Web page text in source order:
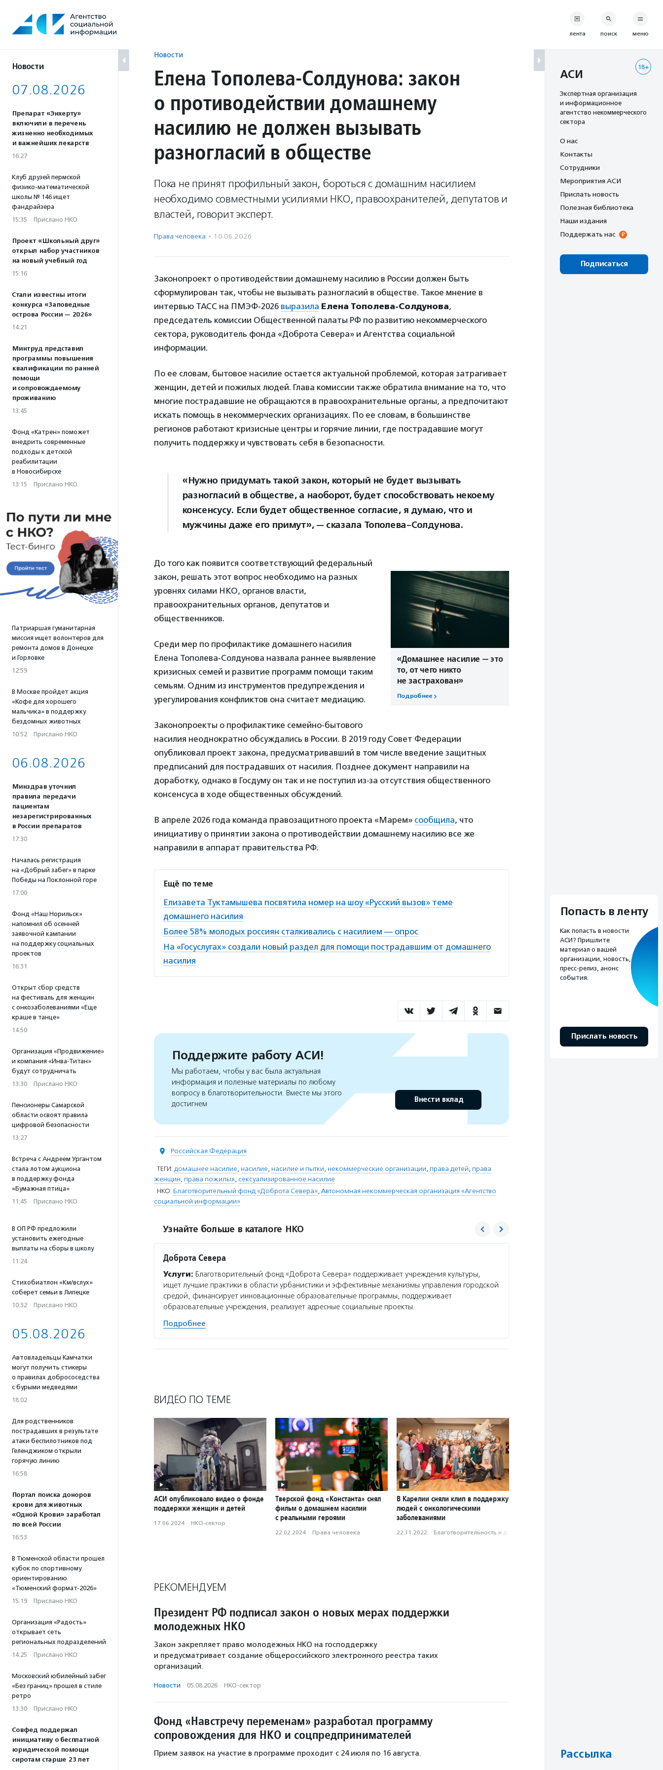
содержанию
Новости
07.08.2026
Препарат «Энхерту»
включили в перечень
жизненно необходимых
и важнейших лекарств
16:27
Клуб друзей пермской
физико-математической
школы № 146 ищет
фандрайзера
15:35 · Прислано НКО
Проект «Школьный друг»
открыл набор участников
на новый учебный год
15:16
Стали известны итоги
конкурса «Заповедные
острова России — 2026»
14:21
Минтруд представил
программы повышения
квалификации по ранней
помощи
и сопровождаемому
проживанию
13:45
Фонд «Катрен» поможет
внедрить современные
подходы к детской
реабилитации
в Новосибирске
13:15 · Прислано НКО
Патриаршая гуманитарная
миссия ищет волонтеров для
ремонта домов в Донецке
и Горловке
12:59
В Москве пройдет акция
«Кофе для хорошего
мальчика» в поддержку
бездомных животных
10:52 · Прислано НКО
06.08.2026
Минздрав уточнил
правила передачи
пациентам
незарегистрированных
в России препаратов
17:30
Началась регистрация
на «Добрый забег» в парке
Победы на Поклонной горе
17:00
Фонд «Наш Норильск»
напомнил об осенней
заявочной кампании
на поддержку социальных
проектов
16:31
Открыт сбор средств
на фестиваль для женщин
с онкозаболеваниями «Еще
краше в танце»
14:50
Организация «Продвижение»
и компания «Инва-Титан»
будут сотрудничать
13:30 · Прислано НКО
Пенсионеры Самарской
области освоят правила
цифровой безопасности
13:27
Встреча с Андреем Ургантом
стала лотом аукциона
в поддержку фонда
«Бумажная птица»
11:45 · Прислано НКО
В ОП РФ предложили
установить ежегодные
выплаты на сборы в школу
11:24
Стихобиатлон «Км/вслух»
соберет семьи в Липецке
10:32 · Прислано НКО
05.08.2026
Автовладельцы Камчатки
могут получить стикеры
о правилах добрососедства
с бурыми медведями
18:02
Для родственников
пострадавших в результате
атаки беспилотников под
Геленджиком открыли
горячую линию
16:58
Портал поиска доноров
крови для животных
«Одной Крови» заработал
по всей России
16:53
В Тюменской области прошел
кубок по спортивному
ориентированию
«Тюменский формат-2026»
15:19 · Прислано НКО
Организация «Радость»
открывает сеть
региональных подразделений
14:25 · Прислано НКО
Московский юбилейный забег
«Без границ» прошел в стиле
ретро
13:30 · Прислано НКО
Совфед поддержал
инициативу о бесплатной
юридической помощи
сиротам старше 23 лет
Новости
Елена Тополева-Солдунова: закон
о противодействии домашнему
насилию не должен вызывать
разногласий в обществе
Пока не принят профильный закон, бороться с домашним насилием
необходимо совместными усилиями НКО, правоохранителей, депутатов и
властей, говорит эксперт.
Права человека · 10.06.2026
Законопроект о противодействии домашнему насилию в России должен быть
сформулирован так, чтобы не вызывать разногласий в обществе. Такое мнение в
интервью ТАСС на ПМЭФ-2026 выразила Елена Тополева-Солдунова,
председатель комиссии Общественной палаты РФ по развитию некоммерческого
сектора, руководитель фонда «Доброта Севера» и Агентства социальной
информации.
По ее словам, бытовое насилие остается актуальной проблемой, которая затрагивает
женщин, детей и пожилых людей. Глава комиссии также обратила внимание на то, что
многие пострадавшие не обращаются в правоохранительные органы, а предпочитают
искать помощь в некоммерческих организациях. По ее словам, в большинстве
регионов работают кризисные центры и горячие линии, где пострадавшие могут
получить поддержку и чувствовать себя в безопасности.
«Нужно придумать такой закон, который не будет вызывать
разногласий в обществе, а наоборот, будет способствовать некоему
консенсусу. Если будет общественное согласие, я думаю, что и
мужчины даже его примут», — сказала Тополева-Солдунова.
«Домашнее насилие — это
то, от чего никто
не застрахован»
Подробнее
До того как появится соответствующий федеральный
закон, решать этот вопрос необходимо на разных
уровнях силами НКО, органов власти,
правоохранительных органов, депутатов и
общественников.
Среди мер по профилактике домашнего насилия
Елена Тополева-Солдунова назвала раннее выявление
кризисных семей и развитие программ помощи таким
семьям. Одним из инструментов предупреждения и
урегулирования конфликтов она считает медиацию.
Законопроекты о профилактике семейно-бытового
насилия неоднократно обсуждались в России. В 2019 году Совет Федерации
опубликовал проект закона, предусматривавший в том числе введение защитных
предписаний для пострадавших от насилия. Позднее документ направили на
доработку, однако в Госдуму он так и не поступил из-за отсутствия общественного
консенсуса в ходе общественных обсуждений.
В апреле 2026 года команда правозащитного проекта «Марем» сообщила, что
инициативу о принятии закона о противодействии домашнему насилию все же
направили в аппарат правительства РФ.
Ещё по теме
Елизавета Туктамышева посвятила номер на шоу «Русский вызов» теме
домашнего насилия
Более 58% молодых россиян сталкивались с насилием — опрос
На «Госуслугах» создали новый раздел для помощи пострадавшим от домашнего
насилия
Поддержите работу АСИ!
Мы работаем, чтобы у вас была актуальная
информация и полезные материалы по любому
вопросу в благотворительности. Вместе мы этого
достигнем
Внести вклад
Российская Федерация
ТЕГИ: домашнее насилие, насилие, насилие и пытки, некоммерческие организации, права детей, права
женщин, права пожилых, сексуализированное насилие
НКО: Благотворительный фонд «Доброта Севера», Автономная некоммерческая организация «Агентство
социальной информации»
Узнайте больше в каталоге НКО
Доброта Севера
Услуги: Благотворительный фонд «Доброта Севера» поддерживает учреждения культуры,
ищет лучшие практики в области урбанистики и эффективные механизмы управления городской
средой, финансирует инновационные образовательные программы, поддерживает
образовательные учреждения, реализует адресные социальные проекты.
Подробнее
ВИДЕО ПО ТЕМЕ
АСИ опубликовало видео о фонде
поддержки женщин и детей
17.06.2024 · НКО-сектор
Тверской фонд «Константа» снял
фильм о домашнем насилии
с реальными героями
22.02.2024 · Права человека
В Карелии сняли клип в поддержку
людей с онкологическими
заболеваниями
22.11.2022 · Благотвори­тель­ность и доброволь­чест­во
РЕКОМЕНДУЕМ
Президент РФ подписал закон о новых мерах поддержки
молодежных НКО
Закон закрепляет право молодежных НКО на господдержку
и предусматривает создание общероссийского электронного реестра таких
организаций.
Новости · 05.08.2026 · НКО-сектор
Фонд «Навстречу переменам» разработал программу
сопровождения для НКО и соцпредпринимателей
Прием заявок на участие в программе проходит с 24 июля по 16 августа.
лента поиск меню
18+
АСИ
Экспертная организация
и информационное
агентство некоммерческого
сектора
О нас
Контакты
Сотрудники
Мероприятия АСИ
Прислать новость
Полезная библиотека
Наши издания
Поддержать нас
Подписаться
Попасть в ленту
Как попасть в новости
АСИ? Пришлите
материал о вашей
организации, новость,
пресс-релиз, анонс
события.
Прислать новость
Рассылка